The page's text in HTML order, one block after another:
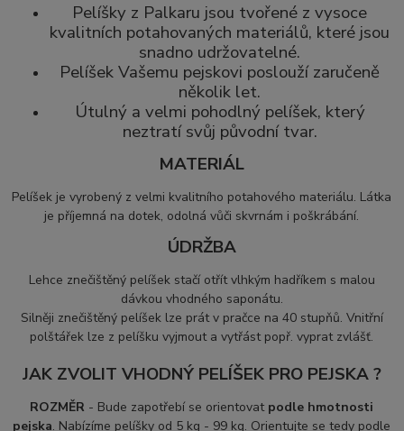
Pelíšky z Palkaru jsou tvořené z vysoce
kvalitních potahovaných materiálů, které jsou
snadno udržovatelné.
Pelíšek Vašemu pejskovi poslouží zaručeně
několik let.
Útulný a velmi pohodlný pelíšek, který
neztratí svůj původní tvar.
MATERIÁL
Pelíšek je vyrobený z velmi kvalitního potahového materiálu. Látka
je příjemná na dotek, odolná vůči skvrnám i poškrábání.
ÚDRŽBA
Lehce znečištěný pelíšek stačí otřít vlhkým hadříkem s malou
dávkou vhodného saponátu.
Silněji znečištěný pelíšek lze prát v pračce na 40 stupňů. Vnitřní
polštářek lze z pelíšku vyjmout a vytřást popř. vyprat zvlášť.
JAK ZVOLIT VHODNÝ PELÍŠEK PRO PEJSKA ?
ROZMĚR - Bude zapotřebí se orientovat podle hmotnosti
pejska. Nabízíme pelíšky od 5 kg - 99 kg. Orientujte se tedy podle